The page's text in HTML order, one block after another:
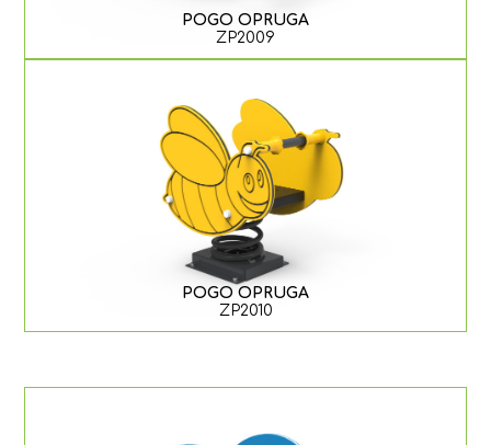
POGO OPRUGA
ZP2009
POGO OPRUGA
ZP2010